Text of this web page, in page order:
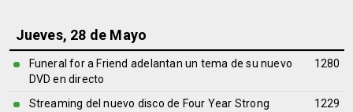
Jueves, 28 de Mayo
Funeral for a Friend adelantan un tema de su nuevo
DVD en directo
1280
Streaming del nuevo disco de Four Year Strong 1229